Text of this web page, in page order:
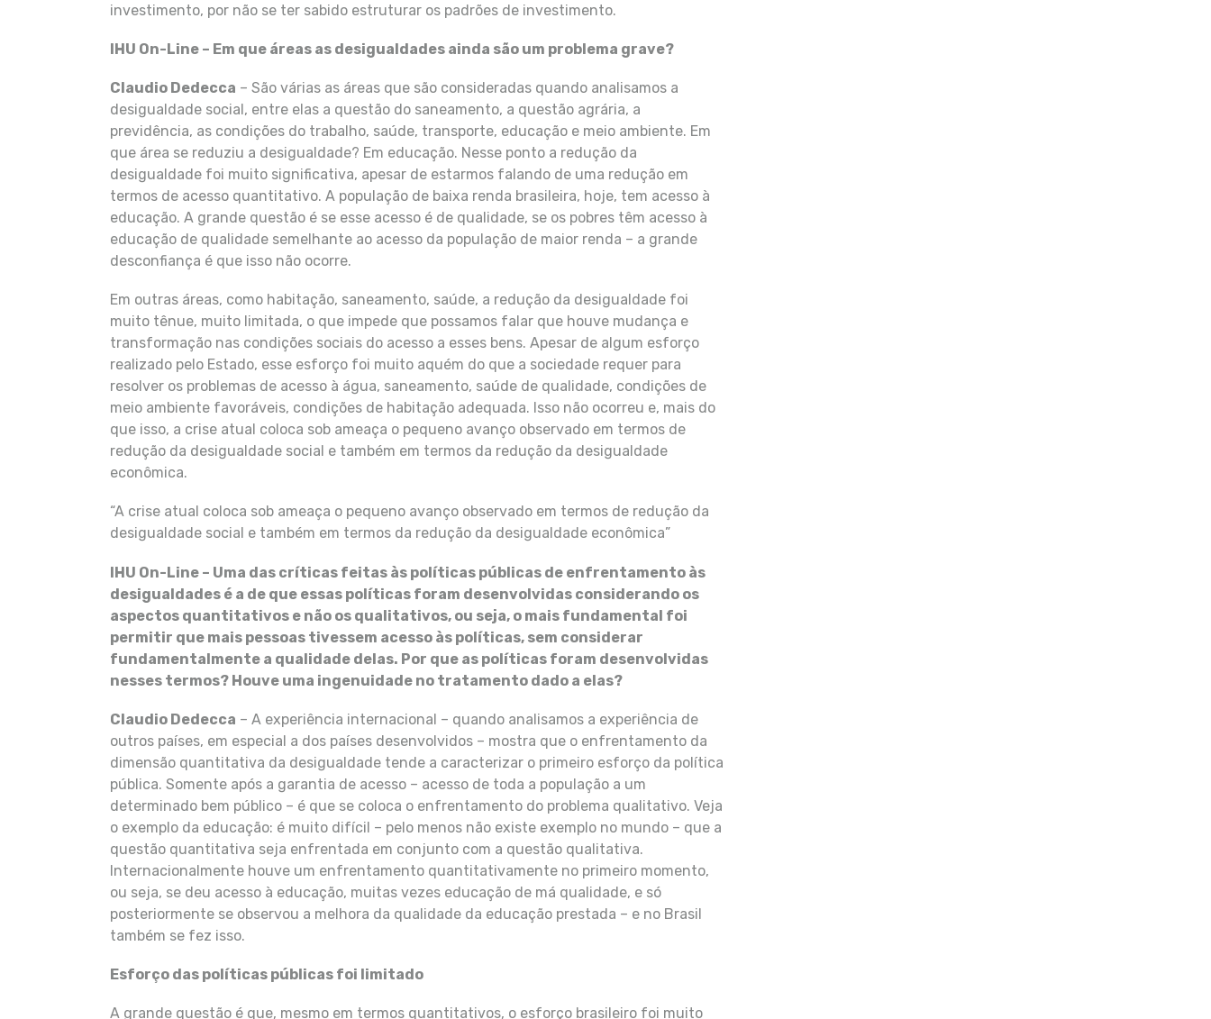
investimento, por não se ter sabido estruturar os padrões de investimento.
IHU On-Line – Em que áreas as desigualdades ainda são um problema grave?
Claudio Dedecca – São várias as áreas que são consideradas quando analisamos a
desigualdade social, entre elas a questão do saneamento, a questão agrária, a
previdência, as condições do trabalho, saúde, transporte, educação e meio ambiente. Em
que área se reduziu a desigualdade? Em educação. Nesse ponto a redução da
desigualdade foi muito significativa, apesar de estarmos falando de uma redução em
termos de acesso quantitativo. A população de baixa renda brasileira, hoje, tem acesso à
educação. A grande questão é se esse acesso é de qualidade, se os pobres têm acesso à
educação de qualidade semelhante ao acesso da população de maior renda – a grande
desconfiança é que isso não ocorre.
Em outras áreas, como habitação, saneamento, saúde, a redução da desigualdade foi
muito tênue, muito limitada, o que impede que possamos falar que houve mudança e
transformação nas condições sociais do acesso a esses bens. Apesar de algum esforço
realizado pelo Estado, esse esforço foi muito aquém do que a sociedade requer para
resolver os problemas de acesso à água, saneamento, saúde de qualidade, condições de
meio ambiente favoráveis, condições de habitação adequada. Isso não ocorreu e, mais do
que isso, a crise atual coloca sob ameaça o pequeno avanço observado em termos de
redução da desigualdade social e também em termos da redução da desigualdade
econômica.
“A crise atual coloca sob ameaça o pequeno avanço observado em termos de redução da
desigualdade social e também em termos da redução da desigualdade econômica”
IHU On-Line – Uma das críticas feitas às políticas públicas de enfrentamento às
desigualdades é a de que essas políticas foram desenvolvidas considerando os
aspectos quantitativos e não os qualitativos, ou seja, o mais fundamental foi
permitir que mais pessoas tivessem acesso às políticas, sem considerar
fundamentalmente a qualidade delas. Por que as políticas foram desenvolvidas
nesses termos? Houve uma ingenuidade no tratamento dado a elas?
Claudio Dedecca – A experiência internacional – quando analisamos a experiência de
outros países, em especial a dos países desenvolvidos – mostra que o enfrentamento da
dimensão quantitativa da desigualdade tende a caracterizar o primeiro esforço da política
pública. Somente após a garantia de acesso – acesso de toda a população a um
determinado bem público – é que se coloca o enfrentamento do problema qualitativo. Veja
o exemplo da educação: é muito difícil – pelo menos não existe exemplo no mundo – que a
questão quantitativa seja enfrentada em conjunto com a questão qualitativa.
Internacionalmente houve um enfrentamento quantitativamente no primeiro momento,
ou seja, se deu acesso à educação, muitas vezes educação de má qualidade, e só
posteriormente se observou a melhora da qualidade da educação prestada – e no Brasil
também se fez isso.
Esforço das políticas públicas foi limitado
A grande questão é que, mesmo em termos quantitativos, o esforço brasileiro foi muito